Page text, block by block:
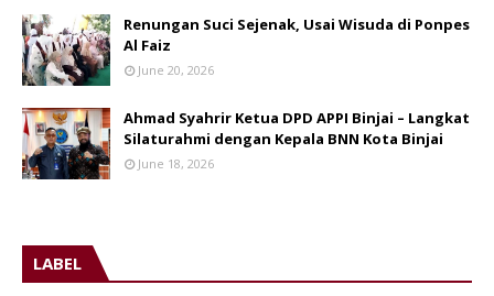
Renungan Suci Sejenak, Usai Wisuda di Ponpes
Al Faiz
June 20, 2026
Ahmad Syahrir Ketua DPD APPI Binjai – Langkat
Silaturahmi dengan Kepala BNN Kota Binjai
June 18, 2026
LABEL